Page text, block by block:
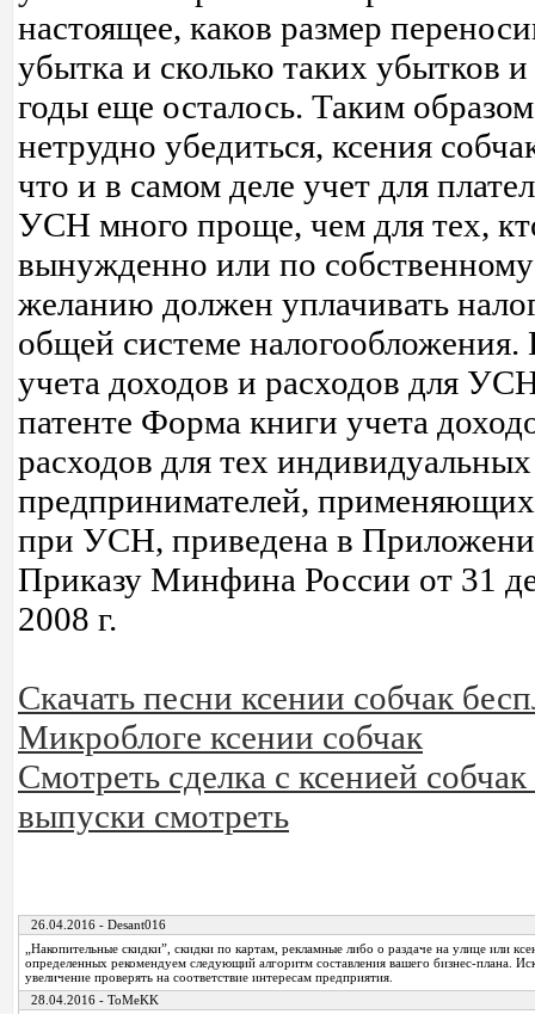
настоящее, каков размер
убытка и сколько таких убытков и
годы еще осталось. Таким
нетрудно убедиться, ксения
что и в самом деле учет для
УСН много проще, чем для тех,
вынужденно или по собственному
желанию должен уплачивать
общей системе налогообложения.
учета доходов и расходов для
патенте Форма книги учета
расходов для тех индивидуальных
предпринимателей, применяющих
при УСН, приведена в
Приказу Минфина России от 31
2008 г.
Скачать песни ксении собчак
Микроблоге ксении собчак
Смотреть сделка с ксенией собчак
выпуски смотреть
26.04.2016 - Desant016
„Накопительные скидки”, скидки по картам, рекламные либо о раздаче на улице или
определенных рекомендуем следующий алгоритм составления вашего бизнес-плана.
увеличение проверять на соответствие интересам предприятия.
28.04.2016 - ToMeKK